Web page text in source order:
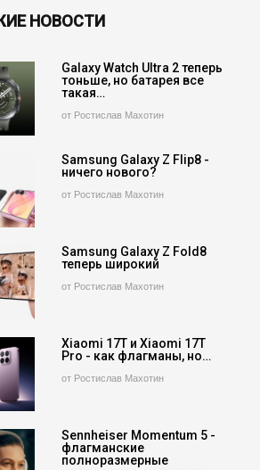
НОВОСТИ
Galaxy Watch Ultra 2 теперь
тоньше, но батарея все
такая…
от Ростислав Махотин
Samsung Galaxy Z Flip8 -
ничего нового?
от Ростислав Махотин
Samsung Galaxy Z Fold8
теперь широкий
от Ростислав Махотин
Xiaomi 17T и Xiaomi 17T
Pro - как флагманы, но…
от Ростислав Махотин
Sennheiser Momentum 5 -
флагманские
полноразмерные